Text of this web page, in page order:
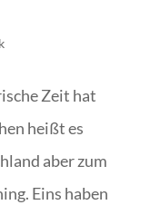
Zeit hat
heißt es
aber zum
Eins haben